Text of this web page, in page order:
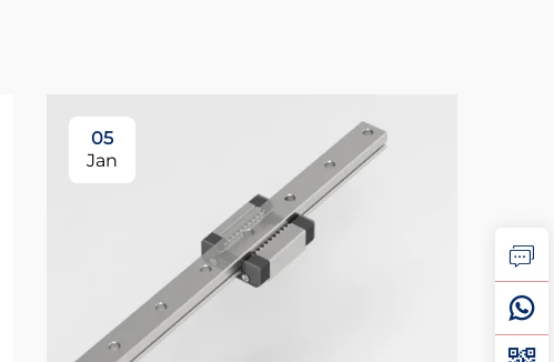
05
Jan